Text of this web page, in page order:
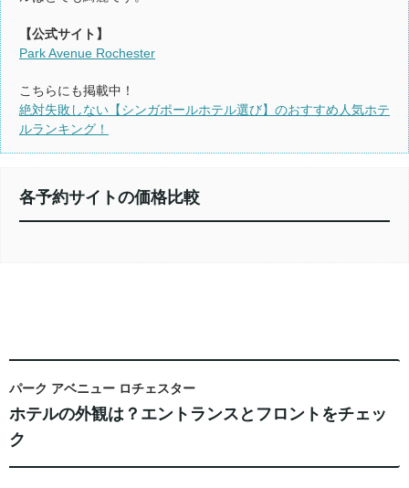
【公式サイト】
Park Avenue Rochester
こちらにも掲載中！
絶対失敗しない【シンガポールホテル選び】のおすすめ人気ホテ
ルランキング！
各予約サイトの価格比較
パーク アベニュー ロチェスター
ホテルの外観は？エントランスとフロントをチェッ
ク